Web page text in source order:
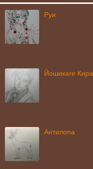
Руи
Йошикаге Кира
Антилопа